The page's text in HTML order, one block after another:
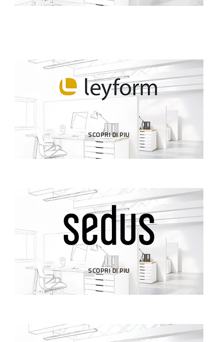
SCOPRI DI PIU
SCOPRI DI PIU